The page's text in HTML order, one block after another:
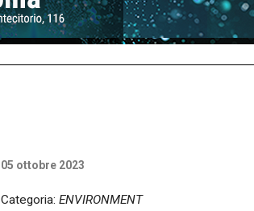
05 ottobre 2023
Categoria: ENVIRONMENT